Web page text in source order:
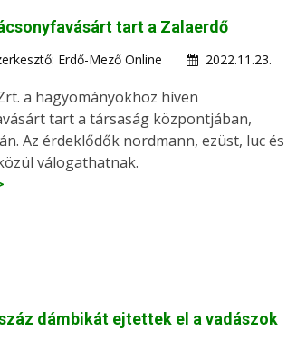
tart a Zalaerdő
Erdő-Mező Online 2022.11.23.
a hagyományokhoz híven
tart a társaság központjában,
Az érdeklődők nordmann, ezüst, luc és
válogathatnak.
dámbikát ejtettek el a vadászok